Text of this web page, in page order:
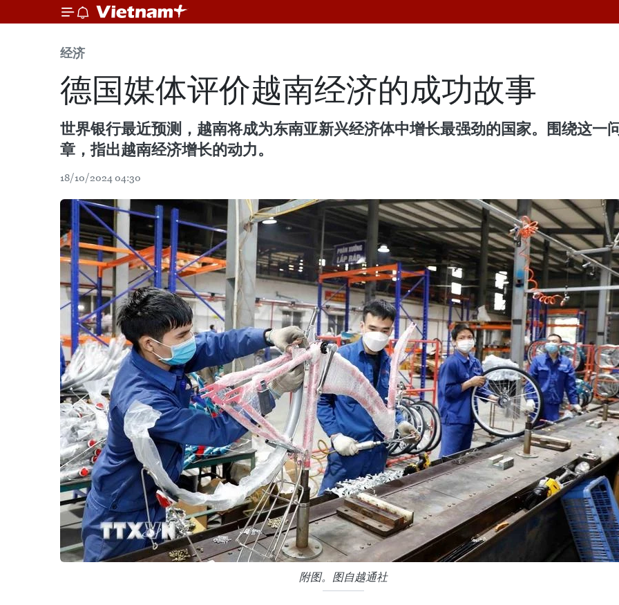
经济
德国媒体评价越南经济的成功故事
世界银行最近预测，越南将成为东南亚新兴经济体中增长最强劲的国家。围绕这一
章，指出越南经济增长的动力。
18/10/2024 04:30
附图。图自越通社